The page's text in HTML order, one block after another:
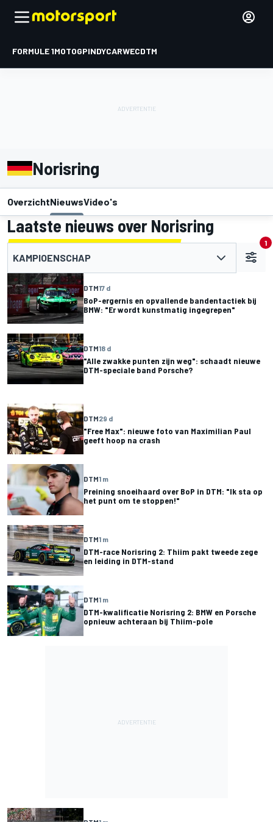
FORMULE 1MOTOGPINDYCARWECDTM
Norisring
OverzichtNieuwsVideo's
Laatste nieuws over Norisring
KAMPIOENSCHAP
1
DTM17 d
BoP-ergernis en opvallende bandentactiek bij
BMW: "Er wordt kunstmatig ingegrepen"
DTM18 d
"Alle zwakke punten zijn weg": schaadt nieuwe
DTM-speciale band Porsche?
DTM29 d
"Free Max": nieuwe foto van Maximilian Paul
geeft hoop na crash
DTM1 m
Preining snoeihaard over BoP in DTM: "Ik sta op
het punt om te stoppen!"
DTM1 m
DTM-race Norisring 2: Thiim pakt tweede zege
en leiding in DTM-stand
DTM1 m
DTM-kwalificatie Norisring 2: BMW en Porsche
opnieuw achteraan bij Thiim-pole